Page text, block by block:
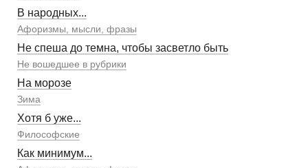
В народных...
Афоризмы, мысли, фразы
Не спеша до темна, чтобы засветло быть
Не вошедшее в рубрики
На морозе
Зима
Хотя б уже...
Философские
Как минимум...